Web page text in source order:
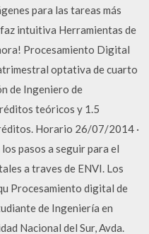
para las tareas más
intuitiva Herramientas de
Procesamiento Digital
optativa de cuarto
de Ingeniero de
teóricos y 1.5
Horario 26/07/2014 ·
pasos a seguir para el
a traves de ENVI. Los
Procesamiento digital de
de Ingeniería en
Nacional del Sur, Avda.